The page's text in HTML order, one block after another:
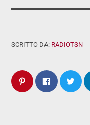
SCRITTO DA: RADIOTSN